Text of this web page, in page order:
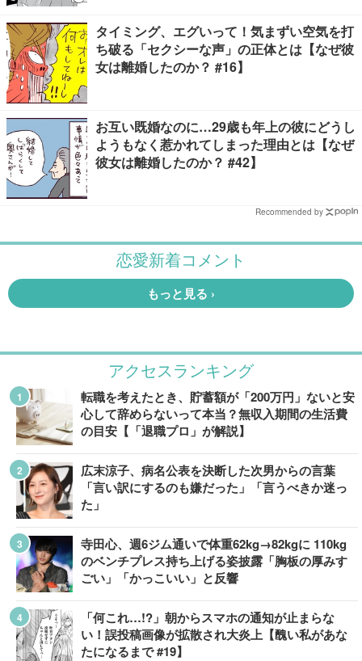
タイミング、エグいって！気まずい空気を打
ち破る「セクシーな声」の正体とは【なぜ彼
女は離婚したのか？ #16】
お互い既婚なのに…29歳も年上の彼にどうし
ようもなく惹かれてしまった理由とは【なぜ
彼女は離婚したのか？ #42】
Recommended by
アクセスランキング
転職を考えたとき、貯蓄額が「200万円」ないと安
心して辞めらないって本当？無収入期間の生活費
の目安【「退職プロ」が解説】
広末涼子、病名公表を決断した次男からの言葉
「言い訳にするのも嫌だった」「言うべきか迷っ
た」
寺田心、週6ジム通いで体重62kg→82kgに 110kg
のベンチプレス持ち上げる姿披露「胸板の厚みす
ごい」「かっこいい」と反響
「何これ…!?」朝からスマホの通知が止まらな
い！誤投稿画像が拡散され大炎上【醜い私があな
たになるまで #19】